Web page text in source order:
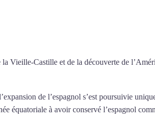
la Vieille-Castille et de la découverte de
de l’espagnol s’est poursuivie
équatoriale à avoir conservé l’espagnol